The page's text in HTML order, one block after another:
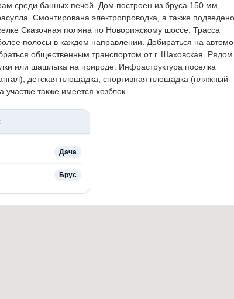
среди банных печей. Дом построен из бруса 150 мм,
Смонтирована электропроводка, а также подведено
Сказочная поляна по Новорижскому шоссе. Трасса
полосы в каждом направлении. Добираться на
общественным транспортом от г. Шаховская. Рядом
или шашлыка на природе. Инфраструктура поселка
детская площадка, спортивная площадка (пляжный
также имеется хозблок.
Дача
Брус